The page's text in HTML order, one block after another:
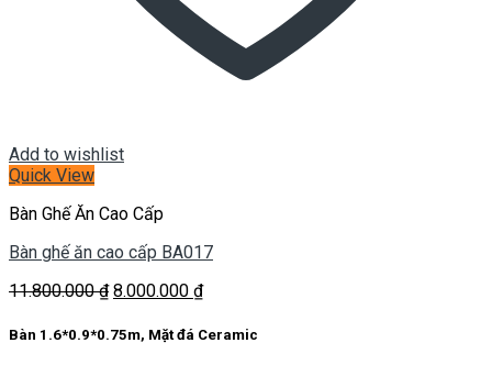
Add to wishlist
Quick View
Bàn Ghế Ăn Cao Cấp
Bàn ghế ăn cao cấp BA017
11.800.000₫ Giá
là:
8.000.000 ₫Giá
tại
Bàn 1.6*0.9*0.75m, Mặt đá Ceramic